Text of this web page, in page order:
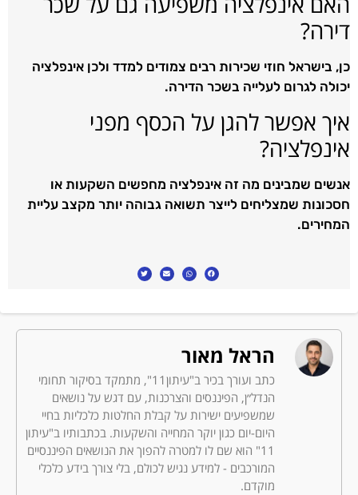
דירה?
כן, בישראל חוזי שכירות רבים צמודים למדד ולכן אינפלציה
יכולה לגרום לעלייה בשכר הדירה.
איך אפשר להגן על הכסף מפני
אינפלציה?
אנשים שמבינים מה זה אינפלציה מחפשים השקעות או
חסכונות שמצליחים לייצר תשואה גבוהה יותר מקצב עליית
המחירים.
הראל מאור
כתב ועורך בכיר ב"עיתון11", מתמקד בסיקור תחומי
הנדל״ן, הפיננסים והצרכנות, עם דגש על נושאים
שמשפיעים ישירות על קבלת החלטות כלכליות בחיי
היום-יום כגון יוקר המחייה והשקעות. בכתבותיו ב"עיתון
11" הוא שם לו למטרה להפוך את הנושאים הפיננסיים
המורכבים - למידע נגיש לכולם, בלי צורך בידע כלכלי
מוקדם.